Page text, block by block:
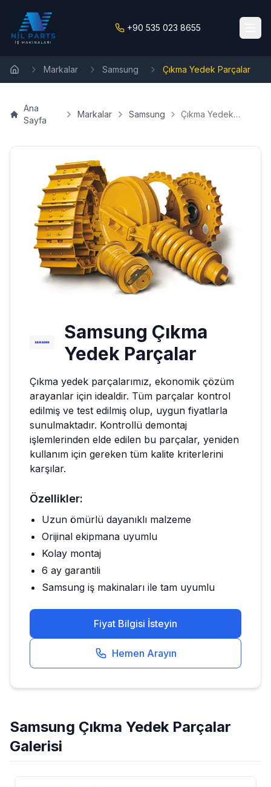
+90 535 023 8655
Markalar Samsung Çıkma Yedek Parçalar
Ana
Sayfa
Markalar Samsung
Çıkma Yedek
Samsung Çıkma
Yedek Parçalar
Çıkma yedek parçalarımız, ekonomik çözüm
arayanlar için idealdir. Tüm parçalar kontrol
edilmiş ve test edilmiş olup, uygun fiyatlarla
sunulmaktadır. Kontrollü demontaj
işlemlerinden elde edilen bu parçalar, yeniden
kullanım için gereken tüm kalite kriterlerini
karşılar.
Özellikler:
Uzun ömürlü dayanıklı malzeme
Orijinal ekipmana uyumlu
Kolay montaj
6 ay garantili
Samsung iş makinaları ile tam uyumlu
Fiyat Bilgisi İsteyin
Hemen Arayın
Samsung Çıkma Yedek Parçalar
Galerisi